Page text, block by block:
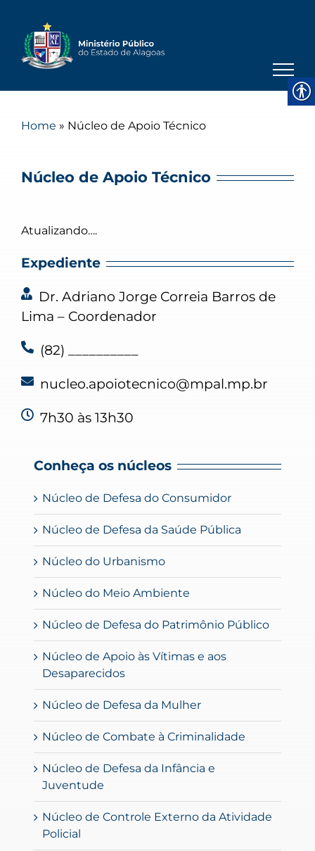
content
Home » Núcleo de Apoio Técnico
Núcleo de Apoio Técnico
Atualizando….
Expediente
Dr. Adriano Jorge Correia Barros de
Lima – Coordenador
(82) __________
nucleo.apoiotecnico@mpal.mp.br
7h30 às 13h30
Conheça os núcleos
Núcleo de Defesa do Consumidor
Núcleo de Defesa da Saúde Pública
Núcleo do Urbanismo
Núcleo do Meio Ambiente
Núcleo de Defesa do Patrimônio Público
Núcleo de Apoio às Vítimas e aos
Desaparecidos
Núcleo de Defesa da Mulher
Núcleo de Combate à Criminalidade
Núcleo de Defesa da Infância e
Juventude
Núcleo de Controle Externo da Atividade
Policial